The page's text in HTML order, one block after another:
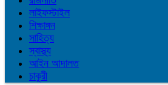
লাইফস্টাইল
শিক্ষাঙ্গন
সাহিত্য
স্বাস্থ্য
আইন আদালত
চাকুরী